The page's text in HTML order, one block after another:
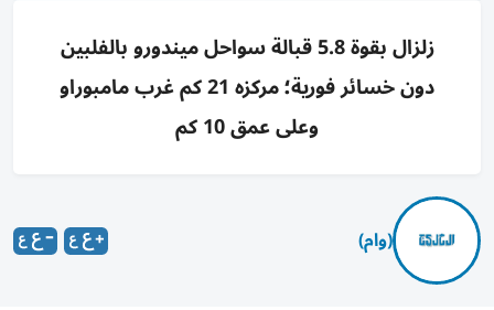
زلزال بقوة 5.8 قبالة سواحل ميندورو بالفلبين
دون خسائر فورية؛ مركزه 21 كم غرب مامبوراو
وعلى عمق 10 كم
(وام)